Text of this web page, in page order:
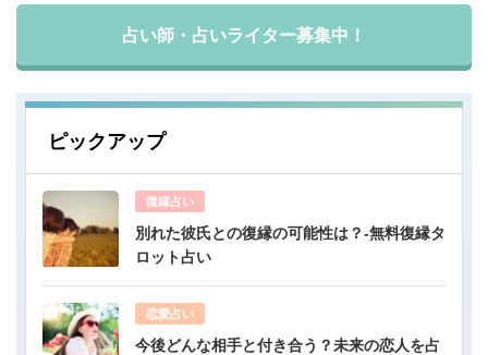
占い師・占いライター募集中！
ピックアップ
復縁占い
別れた彼氏との復縁の可能性は？-無料復縁タ
ロット占い
恋愛占い
今後どんな相手と付き合う？未来の恋人を占